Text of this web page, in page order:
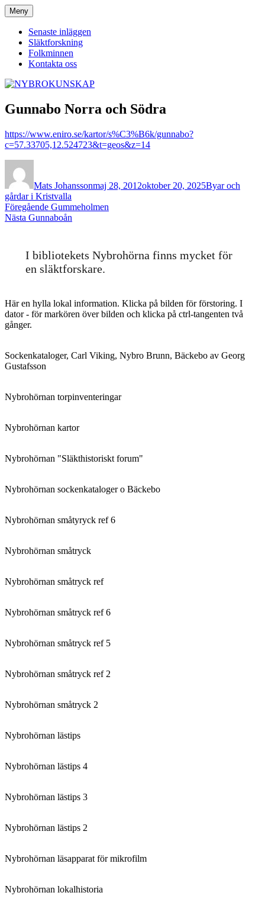
Hoppa
till
innehåll
NYBROKUNSKAP
Meny
Senaste inläggen
Släktforskning
Folkminnen
Kontakta oss
Gunnabo Norra och Södra
https://www.eniro.se/kartor/s%C3%B6k/gunnabo?
c=57.33705,12.524723&t=geos&z=14
Mats Johanssonmaj 28, 2012oktober 20, 2025Byar och
gårdar i Kristvalla
Inläggsnavigering
Föregående Föregående
inlägg:
Gummeholmen
Nästa Nästa
Gunnaboån
I bibliotekets Nybrohörna finns mycket för
en släktforskare.
Här en hylla lokal information. Klicka på bilden för förstoring. I
dator - för markören över bilden och klicka på ctrl-tangenten två
gånger.
Sockenkataloger, Carl Viking, Nybro Brunn, Bäckebo av Georg
Gustafsson
Nybrohörnan torpinventeringar
Nybrohörnan kartor
Nybrohörnan "Släkthistoriskt forum"
Nybrohörnan sockenkataloger o Bäckebo
Nybrohörnan småtyryck ref 6
Nybrohörnan småtryck
Nybrohörnan småtryck ref
Nybrohörnan småtryck ref 6
Nybrohörnan småtryck ref 5
Nybrohörnan småtryck ref 2
Nybrohörnan småtryck 2
Nybrohörnan lästips
Nybrohörnan lästips 4
Nybrohörnan lästips 3
Nybrohörnan lästips 2
Nybrohörnan läsapparat för mikrofilm
Nybrohörnan lokalhistoria